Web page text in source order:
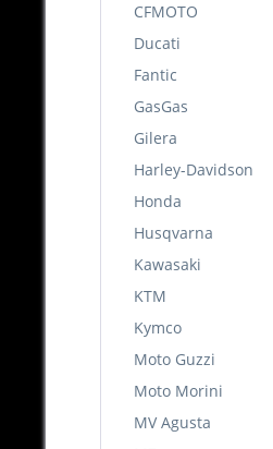
CFMOTO
Ducati
Fantic
GasGas
Gilera
Harley-Davidson
Honda
Husqvarna
Kawasaki
KTM
Kymco
Moto Guzzi
Moto Morini
MV Agusta